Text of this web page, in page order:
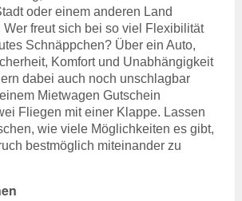
oder einem anderen Land
Wer freut sich bei so viel Flexibilität
Schnäppchen? Über ein Auto,
Komfort und Unabhängigkeit
dabei auch noch unschlagbar
Mietwagen Gutschein
Fliegen mit einer Klappe. Lassen
wie viele Möglichkeiten es gibt,
bestmöglich miteinander zu